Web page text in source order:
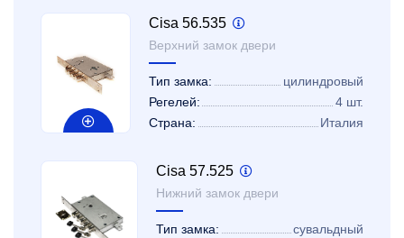
Cisa 56.535
Верхний замок двери
Тип замка:
цилиндровый
Регелей:
4 шт.
Страна:
Италия
Cisa 57.525
Нижний замок двери
Тип замка:
сувальдный